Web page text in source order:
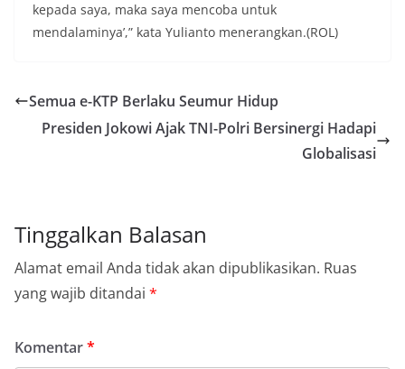
kepada saya, maka saya mencoba untuk
mendalaminya’,” kata Yulianto menerangkan.(ROL)
Semua e-KTP Berlaku Seumur Hidup
Presiden Jokowi Ajak TNI-Polri Bersinergi Hadapi
Globalisasi
Tinggalkan Balasan
Alamat email Anda tidak akan dipublikasikan. Ruas
yang wajib ditandai *
Komentar*